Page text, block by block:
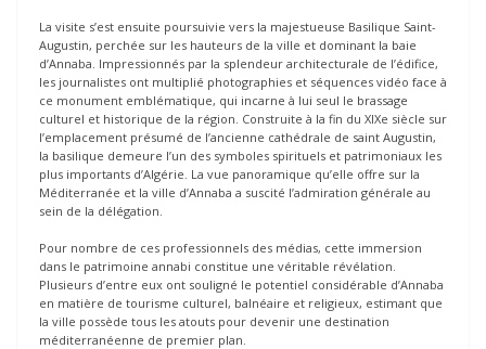
La visite s’est ensuite poursuivie vers la majestueuse Basilique Saint-
Augustin, perchée sur les hauteurs de la ville et dominant la baie
d’Annaba. Impressionnés par la splendeur architecturale de l’édifice,
les journalistes ont multiplié photographies et séquences vidéo face à
ce monument emblématique, qui incarne à lui seul le brassage
culturel et historique de la région. Construite à la fin du XIXe siècle sur
l’emplacement présumé de l’ancienne cathédrale de saint Augustin,
la basilique demeure l’un des symboles spirituels et patrimoniaux les
plus importants d’Algérie. La vue panoramique qu’elle offre sur la
Méditerranée et la ville d’Annaba a suscité l’admiration générale au
sein de la délégation.
Pour nombre de ces professionnels des médias, cette immersion
dans le patrimoine annabi constitue une véritable révélation.
Plusieurs d’entre eux ont souligné le potentiel considérable d’Annaba
en matière de tourisme culturel, balnéaire et religieux, estimant que
la ville possède tous les atouts pour devenir une destination
méditerranéenne de premier plan.